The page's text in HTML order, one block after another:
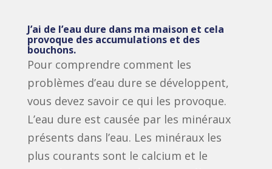
J’ai de l’eau dure dans ma maison et cela
provoque des accumulations et des
bouchons.
Pour comprendre comment les
problèmes d’eau dure se développent,
vous devez savoir ce qui les provoque.
L’eau dure est causée par les minéraux
présents dans l’eau. Les minéraux les
plus courants sont le calcium et le